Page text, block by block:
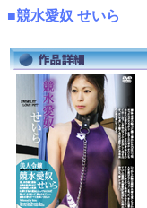
■競水愛奴 せいら